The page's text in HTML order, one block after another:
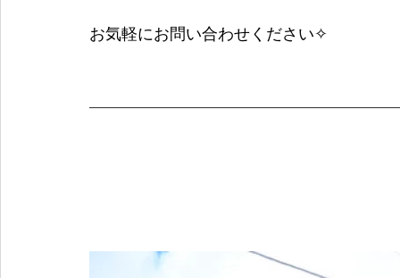
お気軽にお問い合わせください✧